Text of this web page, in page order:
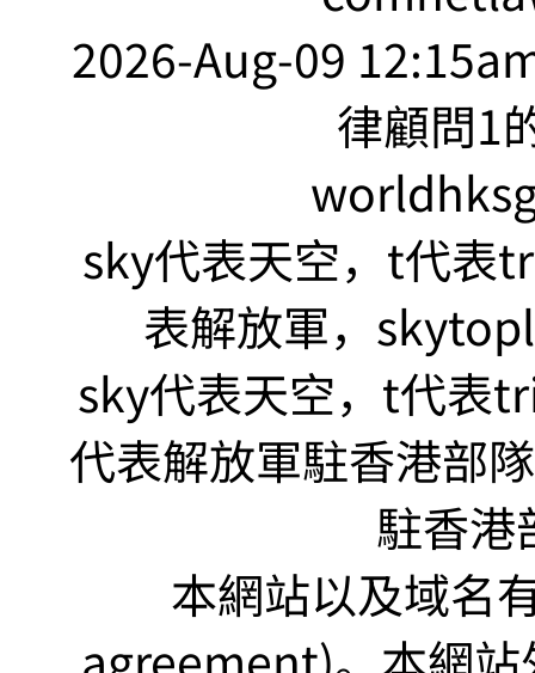
2026-Aug-09
律顧問1
sky代表天空，t代表
表解放軍，
sky代表天空，t代表
代表解放軍駐香港部
駐香港
本網站以及域名